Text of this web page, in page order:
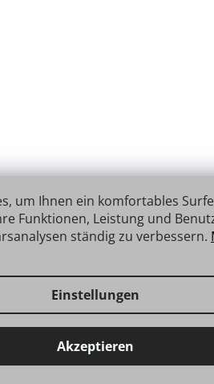
um Ihnen ein komfortables
Funktionen, Leistung und
ständig zu verbessern.
Einstellungen
Akzeptieren
Ihnen gerne zur Verfügung → schnelle